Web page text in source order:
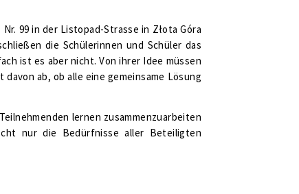
99 in der Listopad-Strasse in Złota Góra
die Schülerinnen und Schüler das
ist es aber nicht. Von ihrer Idee müssen
ab, ob alle eine gemeinsame Lösung
lernen zusammenzuarbeiten
nur die Bedürfnisse aller Beteiligten